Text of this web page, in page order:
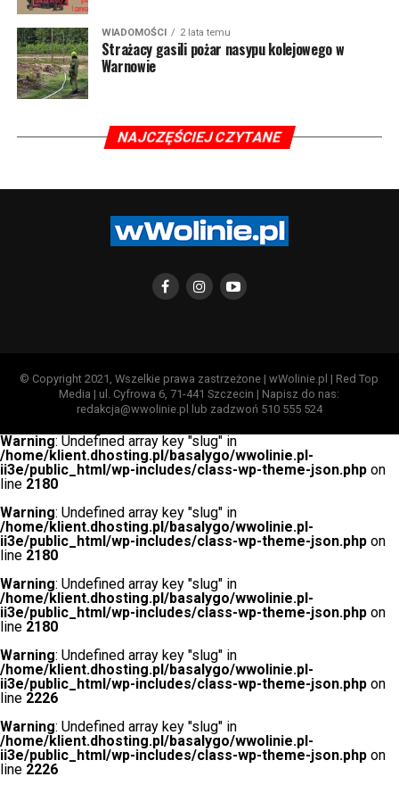
WIADOMOŚCI 2 lata temu
Strażacy gasili pożar nasypu kolejowego w
Warnowie
NAJCZĘŚCIEJ CZYTANE
© Copyright 2021, Wszelkie prawa zastrzeżone | wWolinie.pl | Red Top
Media | ul. Cyfrowa 6, 71-441 Szczecin | Napisz do nas:
redakcja@wwolinie.pl lub zadzwoń 510 555 524
Warning: Undefined array key "slug" in
/home/klient.dhosting.pl/basalygo/wwolinie.pl-
ii3e/public_html/wp-includes/class-wp-theme-json.php on
line 2180
Warning: Undefined array key "slug" in
/home/klient.dhosting.pl/basalygo/wwolinie.pl-
ii3e/public_html/wp-includes/class-wp-theme-json.php on
line 2180
Warning: Undefined array key "slug" in
/home/klient.dhosting.pl/basalygo/wwolinie.pl-
ii3e/public_html/wp-includes/class-wp-theme-json.php on
line 2180
Warning: Undefined array key "slug" in
/home/klient.dhosting.pl/basalygo/wwolinie.pl-
ii3e/public_html/wp-includes/class-wp-theme-json.php on
line 2226
Warning: Undefined array key "slug" in
/home/klient.dhosting.pl/basalygo/wwolinie.pl-
ii3e/public_html/wp-includes/class-wp-theme-json.php on
line 2226